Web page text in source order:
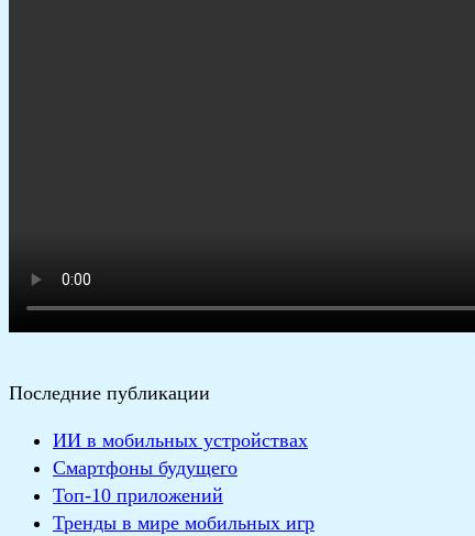
Последние публикации
ИИ в мобильных устройствах
Смартфоны будущего
Топ-10 приложений
Тренды в мире мобильных игр